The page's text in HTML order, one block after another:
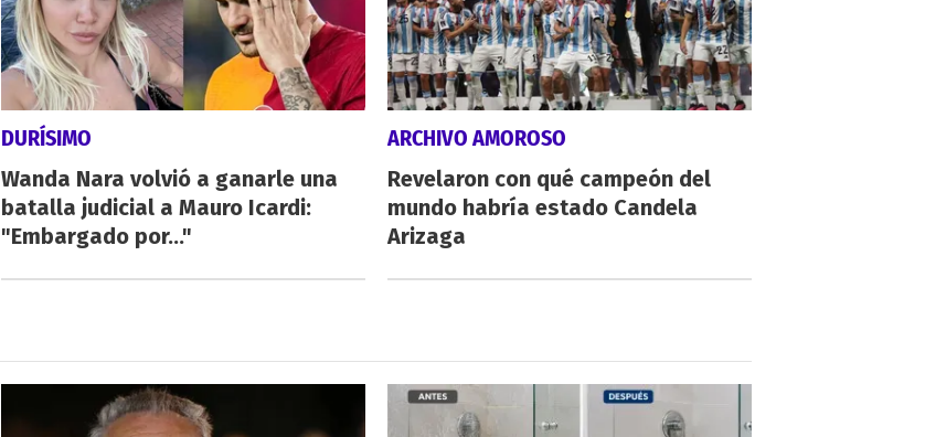
DURÍSIMO
Wanda Nara volvió a ganarle una
batalla judicial a Mauro Icardi:
"Embargado por..."
ARCHIVO AMOROSO
Revelaron con qué campeón del
mundo habría estado Candela
Arizaga